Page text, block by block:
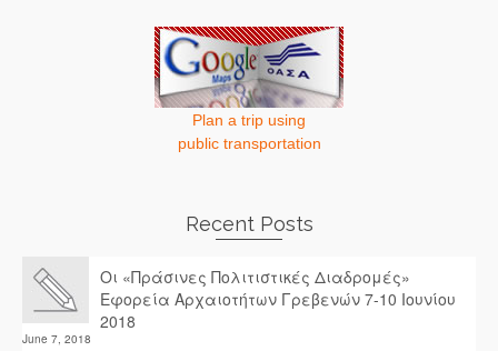
Plan a trip using
public transportation
Recent Posts
Οι «Πράσινες Πολιτιστικές Διαδρομές»
Εφορεία Αρχαιοτήτων Γρεβενών 7-10 Ιουνίου
2018
June 7, 2018